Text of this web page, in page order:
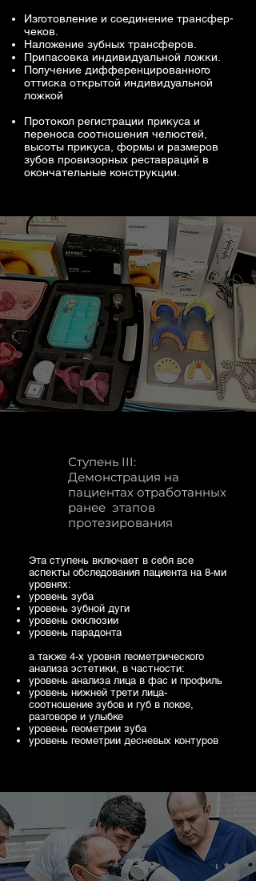
Изготовление и соединение трансфер-
чеков.
Наложение зубных трансферов.
Припасовка индивидуальной ложки.
Получение дифференцированного
оттиска открытой индивидуальной
ложкой
Протокол регистрации прикуса и
переноса соотношения челюстей,
высоты прикуса, формы и размеров
зубов провизорных реставраций в
окончательные конструкции.
Ступень III:
Демонстрация на
пациентах отработанных
ранее этапов
протезирования
Эта ступень включает в себя все
аспекты обследования пациента на 8-ми
уровнях:
уровень зуба
уровень зубной дуги
уровень окклюзии
уровень парадонта
а также 4-х уровня геометрического
анализа эстетики, в частности:
уровень анализа лица в фас и профиль
уровень нижней трети лица-
соотношение зубов и губ в покое,
разговоре и улыбке
уровень геометрии зуба
уровень геометрии десневых контуров